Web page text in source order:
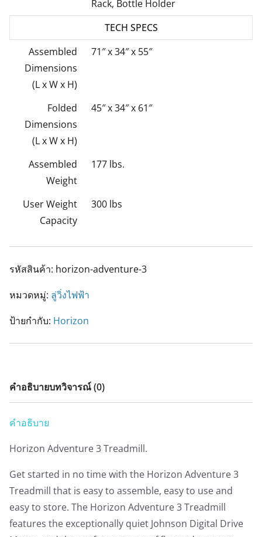
Rack, Bottle Holder
TECH SPECS
Assembled
Dimensions
(L x W x H)
71″ x 34″ x 55″
Folded
Dimensions
(L x W x H)
45″ x 34″ x 61″
Assembled
Weight
177 lbs.
User Weight
Capacity
300 lbs
รหัสสินค้า: horizon-adventure-3
หมวดหมู่: ลู่วิ่งไฟฟ้า
ป้ายกำกับ: Horizon
คำอธิบายบทวิจารณ์ (0)
คำอธิบาย
Horizon Adventure 3 Treadmill.
Get started in no time with the Horizon Adventure 3
Treadmill that is easy to assemble, easy to use and
easy to store. The Horizon Adventure 3 Treadmill
features the exceptionally quiet Johnson Digital Drive